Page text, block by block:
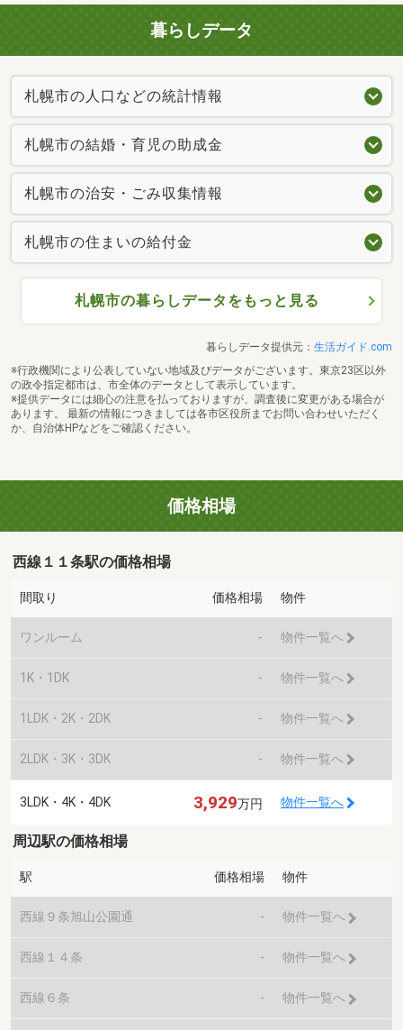
暮らしデータ
札幌市の人口などの統計情報
札幌市の結婚・育児の助成金
札幌市の治安・ごみ収集情報
札幌市の住まいの給付金
札幌市の暮らしデータをもっと見る
暮らしデータ提供元： 生活ガイド.com
※行政機関により公表していない地域及びデータがございます。東京23区以外
の政令指定都市は、市全体のデータとして表示しています。
※提供データには細心の注意を払っておりますが、調査後に変更がある場合が
あります。 最新の情報につきましては各市区役所までお問い合わせいただく
か、自治体HPなどをご確認ください。
価格相場
西線１１条駅の価格相場
間取り 価格相場 物件
ワンルーム - 物件一覧へ
1K・1DK - 物件一覧へ
1LDK・2K・2DK - 物件一覧へ
2LDK・3K・3DK - 物件一覧へ
3LDK・4K・4DK 3,929万円 物件一覧へ
周辺駅の価格相場
駅 価格相場 物件
西線９条旭山公園通 - 物件一覧へ
西線１４条 - 物件一覧へ
西線６条 - 物件一覧へ